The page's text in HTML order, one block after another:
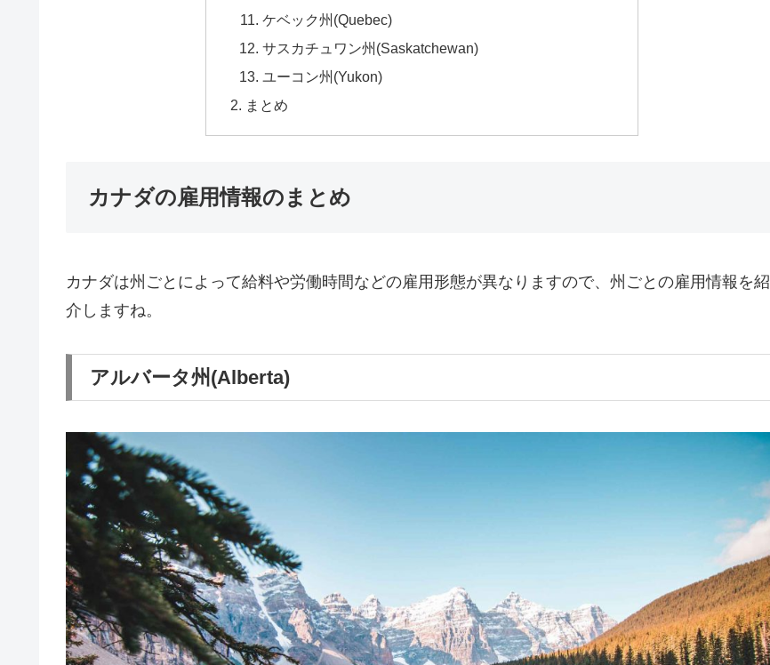
ケベック州(Quebec)
サスカチュワン州(Saskatchewan)
ユーコン州(Yukon)
まとめ
カナダの雇用情報のまとめ
カナダは州ごとによって給料や労働時間などの雇用形態が異なりますので、州ごとの雇用情報を紹
介しますね。
アルバータ州(Alberta)